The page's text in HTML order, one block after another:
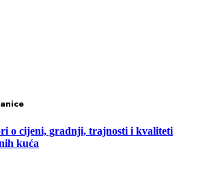
o cijeni, gradnji, trajnosti i kvaliteti
kuća